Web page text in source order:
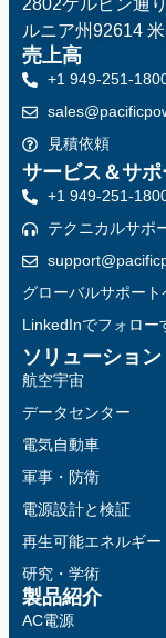
2802ケルビン通
ルニア州92614
ソリューション
航空宇宙
データセンター
電気自動車
軍事・防衛
電源設計と検証
再生可能エネルギー
研究・学術
製品紹介
AC電源
売上高
+1 949-251-
見積依頼
サービス＆サポ
+1 949-251-
テクニカルサポ
グローバルサポー
LinkedInでフォロー